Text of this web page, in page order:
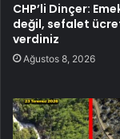
CHP’li Dinçer:
değil, sefalet
verdiniz
Ağustos 8, 2026